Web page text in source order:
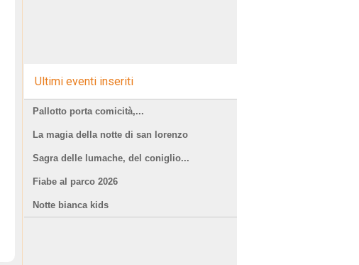
Ultimi eventi inseriti
Pallotto porta comicità,...
La magia della notte di san lorenzo
Sagra delle lumache, del coniglio...
Fiabe al parco 2026
Notte bianca kids